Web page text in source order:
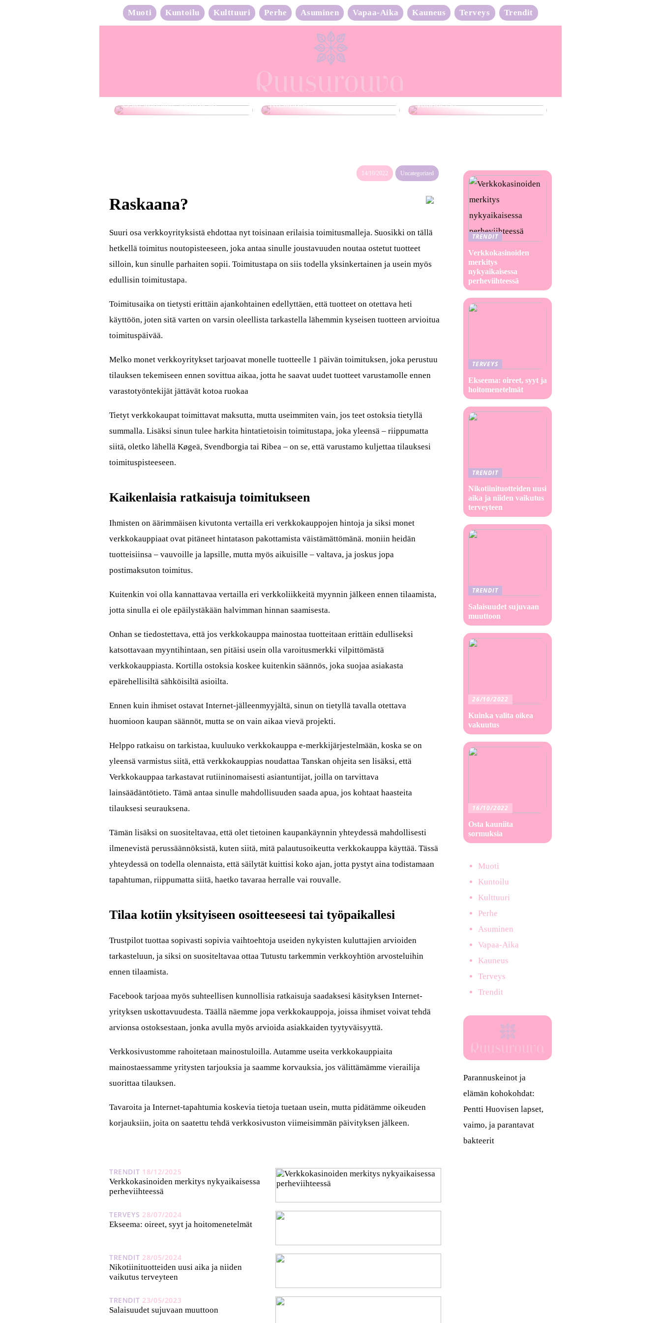
Muoti Kuntoilu Kulttuuri Perhe Asuminen Vapaa-Aika Kauneus Terveys Trendit
Osta kauniita sormuksia Raskaana?
Neulonta-aalto on täydessä
vauhdissa
14/10/2022 Uncategorized
Raskaana?
Suuri osa verkkoyrityksistä ehdottaa nyt toisinaan erilaisia toimitusmalleja. Suosikki on tällä
hetkellä toimitus noutopisteeseen, joka antaa sinulle joustavuuden noutaa ostetut tuotteet
silloin, kun sinulle parhaiten sopii. Toimitustapa on siis todella yksinkertainen ja usein myös
edullisin toimitustapa.
Toimitusaika on tietysti erittäin ajankohtainen edellyttäen, että tuotteet on otettava heti
käyttöön, joten sitä varten on varsin oleellista tarkastella lähemmin kyseisen tuotteen arvioitua
toimituspäivää.
Melko monet verkkoyritykset tarjoavat monelle tuotteelle 1 päivän toimituksen, joka perustuu
tilauksen tekemiseen ennen sovittua aikaa, jotta he saavat uudet tuotteet varustamolle ennen
varastotyöntekijät jättävät kotoa ruokaa
Tietyt verkkokaupat toimittavat maksutta, mutta useimmiten vain, jos teet ostoksia tietyllä
summalla. Lisäksi sinun tulee harkita hintatietoisin toimitustapa, joka yleensä – riippumatta
siitä, oletko lähellä Køgeä, Svendborgia tai Ribea – on se, että varustamo kuljettaa tilauksesi
toimituspisteeseen.
Kaikenlaisia ratkaisuja toimitukseen
Ihmisten on äärimmäisen kivutonta vertailla eri verkkokauppojen hintoja ja siksi monet
verkkokauppiaat ovat pitäneet hintatason pakottamista väistämättömänä. moniin heidän
tuotteisiinsa – vauvoille ja lapsille, mutta myös aikuisille – valtava, ja joskus jopa
postimaksuton toimitus.
Kuitenkin voi olla kannattavaa vertailla eri verkkoliikkeitä myynnin jälkeen ennen tilaamista,
jotta sinulla ei ole epäilystäkään halvimman hinnan saamisesta.
Onhan se tiedostettava, että jos verkkokauppa mainostaa tuotteitaan erittäin edulliseksi
katsottavaan myyntihintaan, sen pitäisi usein olla varoitusmerkki vilpittömästä
verkkokauppiasta. Kortilla ostoksia koskee kuitenkin säännös, joka suojaa asiakasta
epärehellisiltä sähköisiltä asioilta.
Ennen kuin ihmiset ostavat Internet-jälleenmyyjältä, sinun on tietyllä tavalla otettava
huomioon kaupan säännöt, mutta se on vain aikaa vievä projekti.
Helppo ratkaisu on tarkistaa, kuuluuko verkkokauppa e-merkkijärjestelmään, koska se on
yleensä varmistus siitä, että verkkokauppias noudattaa Tanskan ohjeita sen lisäksi, että
Verkkokauppaa tarkastavat rutiininomaisesti asiantuntijat, joilla on tarvittava
lainsäädäntötieto. Tämä antaa sinulle mahdollisuuden saada apua, jos kohtaat haasteita
tilauksesi seurauksena.
Tämän lisäksi on suositeltavaa, että olet tietoinen kaupankäynnin yhteydessä mahdollisesti
ilmenevistä perussäännöksistä, kuten siitä, mitä palautusoikeutta verkkokauppa käyttää. Tässä
yhteydessä on todella olennaista, että säilytät kuittisi koko ajan, jotta pystyt aina todistamaan
tapahtuman, riippumatta siitä, haetko tavaraa herralle vai rouvalle.
Tilaa kotiin yksityiseen osoitteeseesi tai työpaikallesi
Trustpilot tuottaa sopivasti sopivia vaihtoehtoja useiden nykyisten kuluttajien arvioiden
tarkasteluun, ja siksi on suositeltavaa ottaa Tutustu tarkemmin verkkoyhtiön arvosteluihin
ennen tilaamista.
Facebook tarjoaa myös suhteellisen kunnollisia ratkaisuja saadaksesi käsityksen Internet-
yrityksen uskottavuudesta. Täällä näemme jopa verkkokauppoja, joissa ihmiset voivat tehdä
arvionsa ostoksestaan, jonka avulla myös arvioida asiakkaiden tyytyväisyyttä.
Verkkosivustomme rahoitetaan mainostuloilla. Autamme useita verkkokauppiaita
mainostaessamme yritysten tarjouksia ja saamme korvauksia, jos välittämämme vierailija
suorittaa tilauksen.
Tavaroita ja Internet-tapahtumia koskevia tietoja tuetaan usein, mutta pidätämme oikeuden
korjauksiin, joita on saatettu tehdä verkkosivuston viimeisimmän päivityksen jälkeen.
TRENDIT 18/12/2025
Verkkokasinoiden merkitys nykyaikaisessa
perheviihteessä
TERVEYS 28/07/2024
Ekseema: oireet, syyt ja hoitomenetelmät
TRENDIT 28/05/2024
Nikotiinituotteiden uusi aika ja niiden
vaikutus terveyteen
TRENDIT 23/05/2023
Salaisuudet sujuvaan muuttoon
TRENDIT
Verkkokasinoiden
merkitys
nykyaikaisessa
perheviihteessä
TERVEYS
Ekseema: oireet, syyt ja
hoitomenetelmät
TRENDIT
Nikotiinituotteiden uusi
aika ja niiden vaikutus
terveyteen
TRENDIT
Salaisuudet sujuvaan
muuttoon
26/10/2022
Kuinka valita oikea
vakuutus
16/10/2022
Osta kauniita
sormuksia
Muoti
Kuntoilu
Kulttuuri
Perhe
Asuminen
Vapaa-Aika
Kauneus
Terveys
Trendit
Parannuskeinot ja
elämän kohokohdat:
Pentti Huovisen lapset,
vaimo, ja parantavat
bakteerit